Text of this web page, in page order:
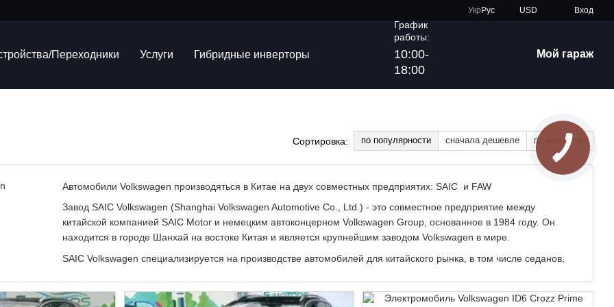
Укр Рус USD Вход
Переходники Услуги Гибридные инверторы
График
работы:
10:00-
18:00
Мой гараж
Сортировка: по популярности сначала дешевле по названию
Автомобили Volkswagen производяться в Китае на двух совместных предприятих: SAIC и FAW
Завод SAIC Volkswagen (Shanghai Volkswagen Automotive Co., Ltd.) - это совместное предприятие между
китайской компанией SAIC Motor и немецким автоконцерном Volkswagen Group, основанное в 1984 году. Он
находится в городе Шанхай на востоке Китая и является крупнейшим заводом Volkswagen в мире.
SAIC Volkswagen специализируется на производстве автомобилей для китайского рынка, в том числе седанов,
для экспорта в другие страны.